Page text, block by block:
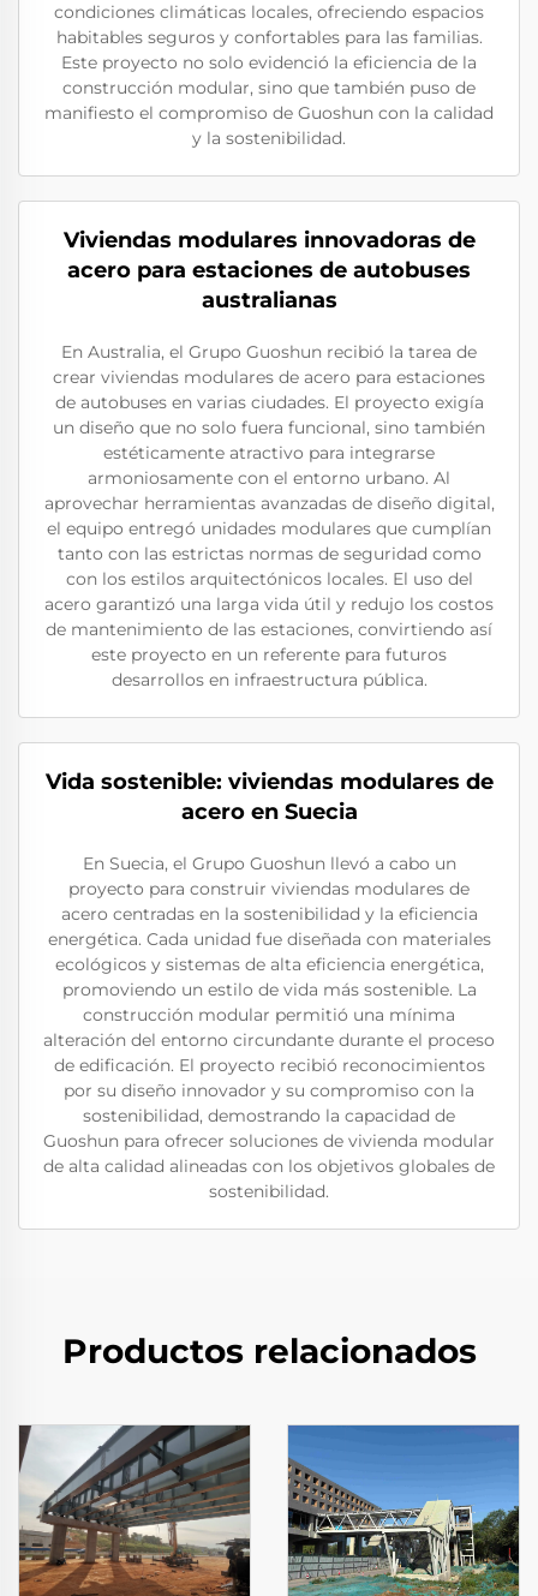
condiciones climáticas locales, ofreciendo espacios
habitables seguros y confortables para las familias.
Este proyecto no solo evidenció la eficiencia de la
construcción modular, sino que también puso de
manifiesto el compromiso de Guoshun con la calidad
y la sostenibilidad.
Viviendas modulares innovadoras de
acero para estaciones de autobuses
australianas
En Australia, el Grupo Guoshun recibió la tarea de
crear viviendas modulares de acero para estaciones
de autobuses en varias ciudades. El proyecto exigía
un diseño que no solo fuera funcional, sino también
estéticamente atractivo para integrarse
armoniosamente con el entorno urbano. Al
aprovechar herramientas avanzadas de diseño digital,
el equipo entregó unidades modulares que cumplían
tanto con las estrictas normas de seguridad como
con los estilos arquitectónicos locales. El uso del
acero garantizó una larga vida útil y redujo los costos
de mantenimiento de las estaciones, convirtiendo así
este proyecto en un referente para futuros
desarrollos en infraestructura pública.
Vida sostenible: viviendas modulares de
acero en Suecia
En Suecia, el Grupo Guoshun llevó a cabo un
proyecto para construir viviendas modulares de
acero centradas en la sostenibilidad y la eficiencia
energética. Cada unidad fue diseñada con materiales
ecológicos y sistemas de alta eficiencia energética,
promoviendo un estilo de vida más sostenible. La
construcción modular permitió una mínima
alteración del entorno circundante durante el proceso
de edificación. El proyecto recibió reconocimientos
por su diseño innovador y su compromiso con la
sostenibilidad, demostrando la capacidad de
Guoshun para ofrecer soluciones de vivienda modular
de alta calidad alineadas con los objetivos globales de
sostenibilidad.
Productos relacionados